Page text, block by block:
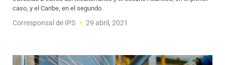
caso, y el Caribe, en el segundo.
Corresponsal de IPS 29 abril, 2021